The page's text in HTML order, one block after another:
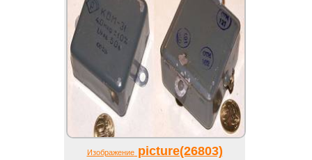
Изображениеpicture(26803)